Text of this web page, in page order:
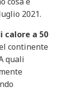
2021.
calore a 50
continente
quali